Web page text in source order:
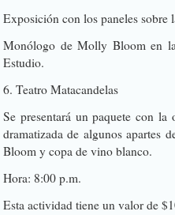
Exposición con los paneles sobre
Monólogo de Molly Bloom en
Estudio.
6. Teatro Matacandelas
Se presentará un paquete con la
dramatizada de algunos apartes
Bloom y copa de vino blanco.
Hora: 8:00 p.m.
Esta actividad tiene un valor de